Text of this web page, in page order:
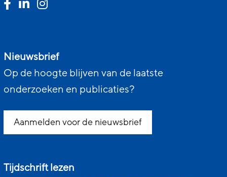
Nieuwsbrief
Op de hoogte blijven van de laatste
onderzoeken en publicaties?
Aanmelden voor de nieuwsbrief
Tijdschrift lezen